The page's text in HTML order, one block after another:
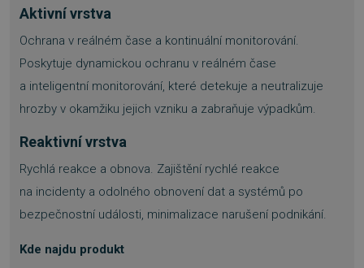
Aktivní vrstva
Ochrana v reálném čase a kontinuální monitorování.
Poskytuje dynamickou ochranu v reálném čase
a inteligentní monitorování, které detekuje a neutralizuje
hrozby v okamžiku jejich vzniku a zabraňuje výpadkům.
Reaktivní vrstva
Rychlá reakce a obnova. Zajištění rychlé reakce
na incidenty a odolného obnovení dat a systémů po
bezpečnostní události, minimalizace narušení podnikání.
Kde najdu produkt
__cf_bm
basket .www.sw.cz